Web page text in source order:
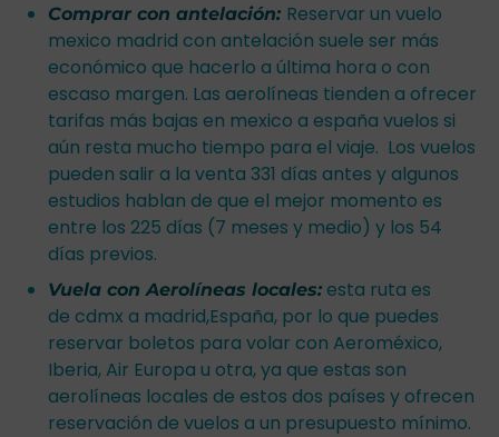
Comprar con antelación: Reservar un vuelo
mexico madrid con antelación suele ser más
económico que hacerlo a última hora o con
escaso margen. Las aerolíneas tienden a ofrecer
tarifas más bajas en mexico a españa vuelos si
aún resta mucho tiempo para el viaje. Los vuelos
pueden salir a la venta 331 días antes y algunos
estudios hablan de que el mejor momento es
entre los 225 días (7 meses y medio) y los 54
días previos.
Vuela con Aerolíneas locales:esta ruta es
de cdmx a madrid,España, por lo que puedes
reservar boletos para volar con Aeroméxico,
Iberia, Air Europa u otra, ya que estas son
aerolíneas locales de estos dos países y ofrecen
reservación de vuelos a un presupuesto mínimo.